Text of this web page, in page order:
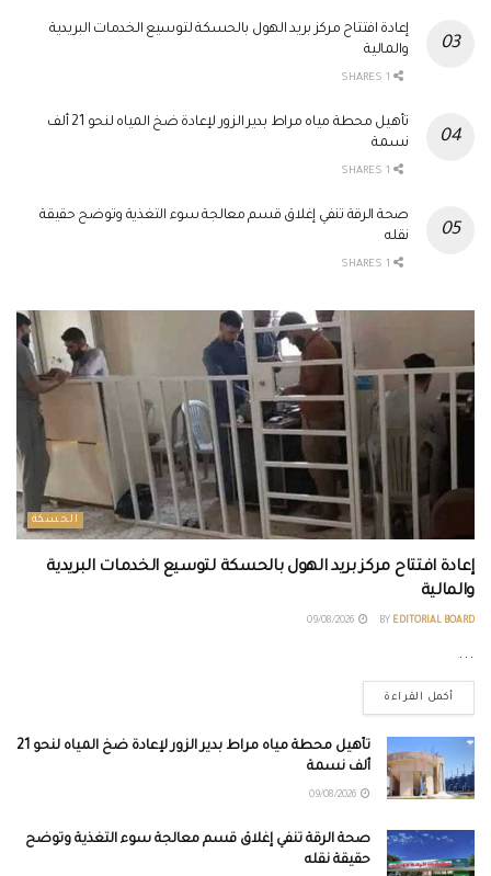
إعادة افتتاح مركز بريد الهول بالحسكة لتوسيع الخدمات البريدية
والمالية
تأهيل محطة مياه مراط بدير الزور لإعادة ضخ المياه لنحو 21 ألف
نسمة
صحة الرقة تنفي إغلاق قسم معالجة سوء التغذية وتوضح حقيقة
نقله
الحسكة
إعادة افتتاح مركز بريد الهول بالحسكة لتوسيع الخدمات البريدية
والمالية
BY EDITORIAL BOARD
...
أكمل القراءة
تأهيل محطة مياه مراط بدير الزور لإعادة ضخ المياه لنحو 21
ألف نسمة
صحة الرقة تنفي إغلاق قسم معالجة سوء التغذية وتوضح
حقيقة نقله